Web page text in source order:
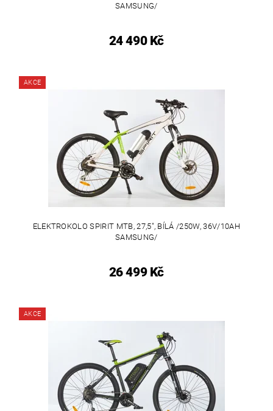
SAMSUNG/
24 490 Kč
AKCE
ELEKTROKOLO SPIRIT MTB, 27,5", BÍLÁ /250W, 36V/10AH
SAMSUNG/
26 499 Kč
AKCE